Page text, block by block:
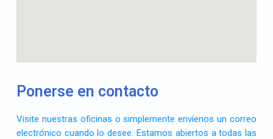
Ponerse en contacto
Visite nuestras oficinas o simplemente envíenos un correo
electrónico cuando lo desee. Estamos abiertos a todas las